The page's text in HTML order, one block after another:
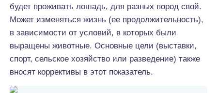
будет проживать лошадь, для разных пород свой.
Может изменяться жизнь (ее продолжительность),
в зависимости от условий, в которых были
выращены животные. Основные цели (выставки,
спорт, сельское хозяйство или разведение) также
вносят коррективы в этот показатель.